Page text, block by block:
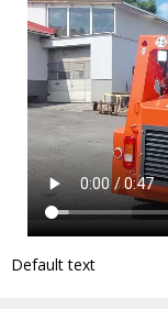
Default text